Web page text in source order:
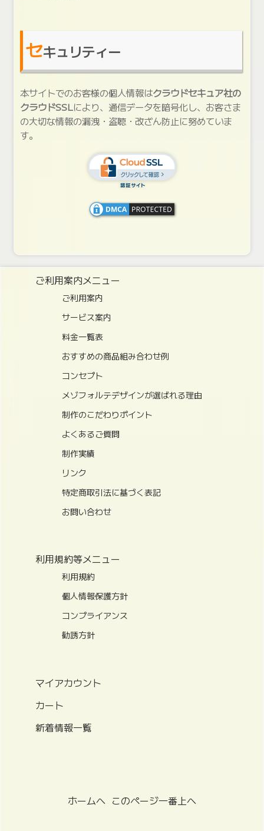
セキュリティー
本サイトでのお客様の個人情報はクラウドセキュア社の
クラウドSSL により、通信データを暗号化し、お客さま
の大切な情報の漏洩・盗聴・改ざん防止に努めていま
す。
ご利用案内メニュー
ご利用案内
サービス案内
料金一覧表
おすすめの商品組み合わせ例
コンセプト
メゾフォルテデザインが選ばれる理由
制作のこだわりポイント
よくあるご質問
制作実績
リンク
特定商取引法に基づく表記
お問い合わせ
利用規約等メニュー
利用規約
個人情報保護方針
コンプライアンス
勧誘方針
マイアカウント
カート
新着情報一覧
ホームへ このページ一番上へ